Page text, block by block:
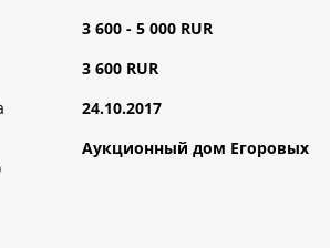
3 600 - 5 000 RUR
3 600 RUR
24.10.2017
Аукционный дом Егоровых